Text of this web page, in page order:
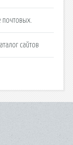
почтовых.
сайтов